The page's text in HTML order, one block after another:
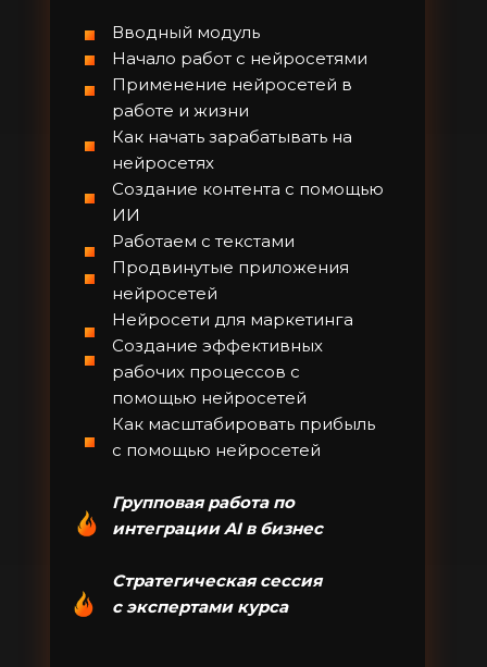
Вводный модуль
Начало работ с нейросетями
Применение нейросетей в
работе и жизни
Как начать зарабатывать на
нейросетях
Создание контента с помощью
ИИ
Работаем с текстами
Продвинутые приложения
нейросетей
Нейросети для маркетинга
Создание эффективных
рабочих процессов с
помощью нейросетей
Как масштабировать прибыль
с помощью нейросетей
Групповая работа по
интеграции AI в бизнес
Стратегическая сессия
с экспертами курса